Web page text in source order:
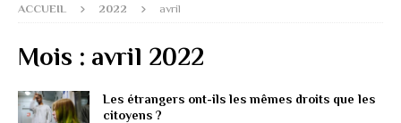
ACCUEIL 2022 avril
Mois : avril 2022
Les étrangers ont-ils les mêmes droits que les
citoyens ?